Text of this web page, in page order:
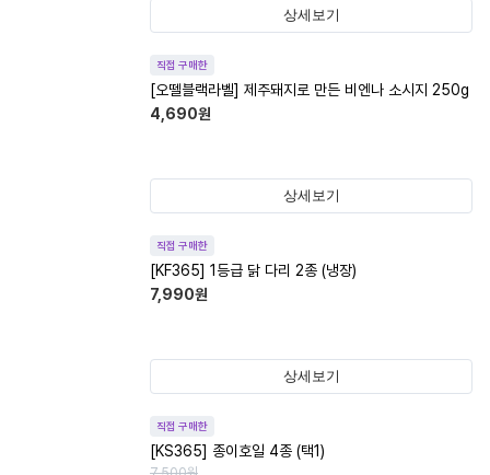
상세보기
직접 구매한
[오뗄블랙라벨] 제주돼지로 만든 비엔나 소시지 250g
4,690원
상세보기
직접 구매한
[KF365] 1등급 닭 다리 2종 (냉장)
7,990원
상세보기
직접 구매한
[KS365] 종이호일 4종 (택1)